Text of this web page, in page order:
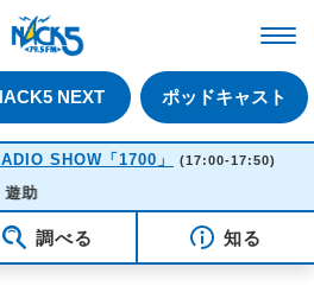
NEXT ポッドキャスト
SHOW「1700」 (17:00-17:50)
助
調べる 知る